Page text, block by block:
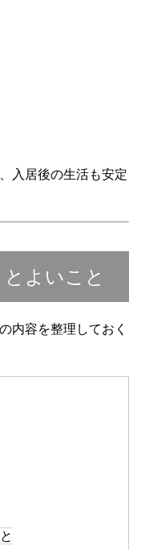
入居後の生活も安定
よいこと
内容を整理しておく